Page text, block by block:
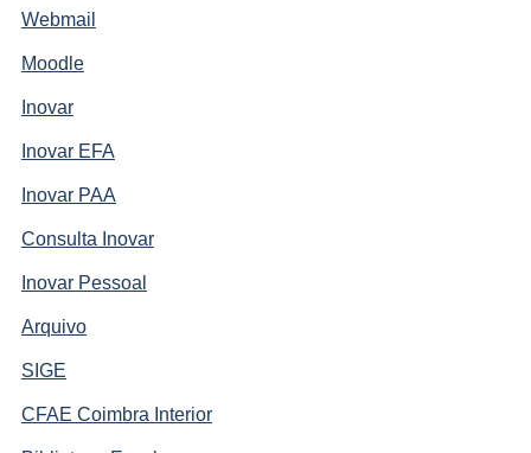
Webmail
Moodle
Inovar
Inovar EFA
Inovar PAA
Consulta Inovar
Inovar Pessoal
Arquivo
SIGE
CFAE Coimbra Interior